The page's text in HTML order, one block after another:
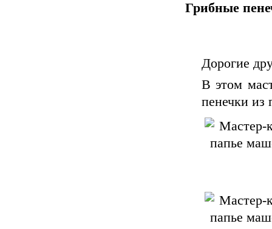
Грибные
Дорогие
В этом
пенечки из